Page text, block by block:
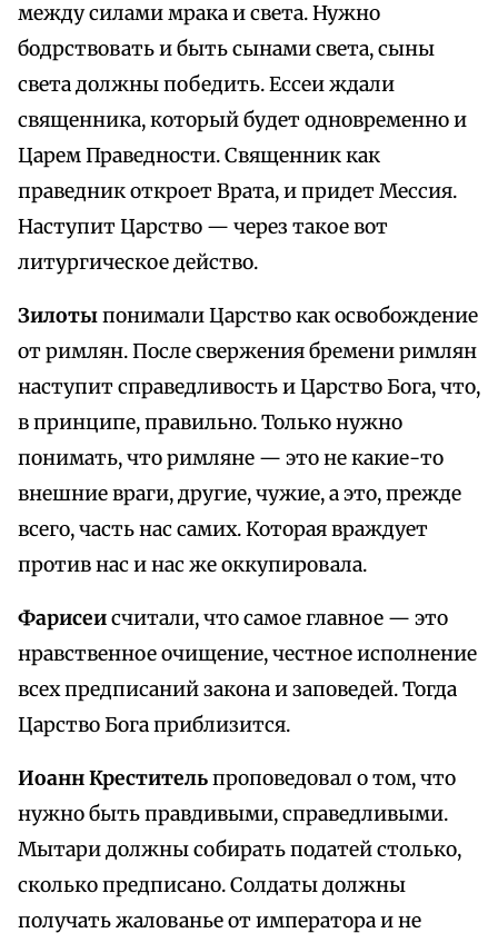
между силами мрака и света. Нужно
бодрствовать и быть сынами света, сыны
света должны победить. Ессеи ждали
священника, который будет одновременно и
Царем Праведности. Священник как
праведник откроет Врата, и придет Мессия.
Наступит Царство — через такое вот
литургическое действо.
Зилотыпонимали Царство как освобождение
от римлян. После свержения бремени римлян
наступит справедливость и Царство Бога, что,
в принципе, правильно. Только нужно
понимать, что римляне — это не какие-то
внешние враги, другие, чужие, а это, прежде
всего, часть нас самих. Которая враждует
против нас и нас же оккупировала.
Фарисеисчитали, что самое главное — это
нравственное очищение, честное исполнение
всех предписаний закона и заповедей. Тогда
Царство Бога приблизится.
Иоанн Крестительпроповедовал о том, что
нужно быть правдивыми, справедливыми.
Мытари должны собирать податей столько,
сколько предписано. Солдаты должны
получать жалованье от императора и не